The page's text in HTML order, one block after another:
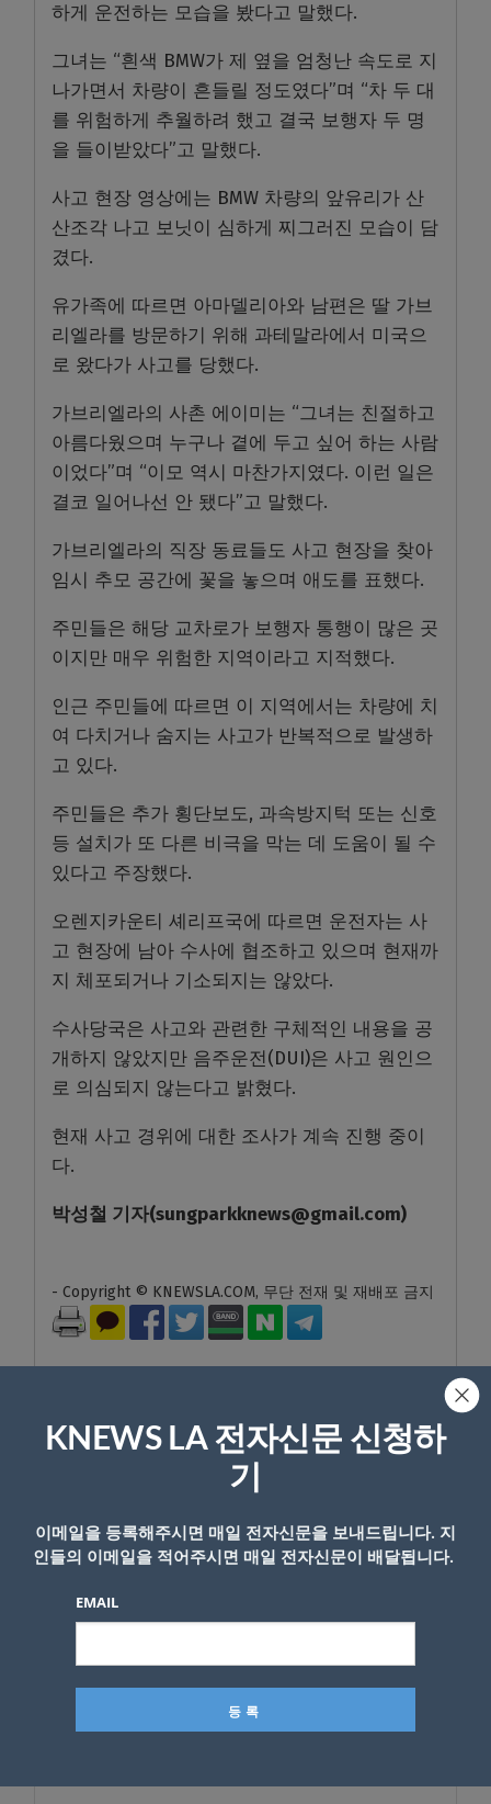
하게 운전하는 모습을 봤다고 말했다.
그녀는 “흰색 BMW가 제 옆을 엄청난 속도로 지
나가면서 차량이 흔들릴 정도였다”며 “차 두 대
를 위험하게 추월하려 했고 결국 보행자 두 명
을 들이받았다”고 말했다.
사고 현장 영상에는 BMW 차량의 앞유리가 산
산조각 나고 보닛이 심하게 찌그러진 모습이 담
겼다.
유가족에 따르면 아마델리아와 남편은 딸 가브
리엘라를 방문하기 위해 과테말라에서 미국으
로 왔다가 사고를 당했다.
가브리엘라의 사촌 에이미는 “그녀는 친절하고
아름다웠으며 누구나 곁에 두고 싶어 하는 사람
이었다”며 “이모 역시 마찬가지였다. 이런 일은
결코 일어나선 안 됐다”고 말했다.
가브리엘라의 직장 동료들도 사고 현장을 찾아
임시 추모 공간에 꽃을 놓으며 애도를 표했다.
주민들은 해당 교차로가 보행자 통행이 많은 곳
이지만 매우 위험한 지역이라고 지적했다.
인근 주민들에 따르면 이 지역에서는 차량에 치
여 다치거나 숨지는 사고가 반복적으로 발생하
고 있다.
주민들은 추가 횡단보도, 과속방지턱 또는 신호
등 설치가 또 다른 비극을 막는 데 도움이 될 수
있다고 주장했다.
오렌지카운티 셰리프국에 따르면 운전자는 사
고 현장에 남아 수사에 협조하고 있으며 현재까
지 체포되거나 기소되지는 않았다.
수사당국은 사고와 관련한 구체적인 내용을 공
개하지 않았지만 음주운전(DUI)은 사고 원인으
로 의심되지 않는다고 밝혔다.
현재 사고 경위에 대한 조사가 계속 진행 중이
다.
박성철 기자(sungparkknews@gmail.com)
- Copyright © KNEWSLA.COM, 무단 전재 및 재배포 금지
다
KNEWS LA 전자신문 신청하
기
이메일을 등록해주시면 매일 전자신문을 보내드립니다. 지
인들의 이메일을 적어주시면 매일 전자신문이 배달됩니다.
EMAIL